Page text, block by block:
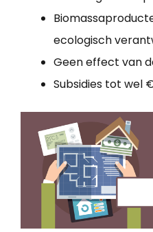
ecologisch
Geen effect van
Subsidies tot wel